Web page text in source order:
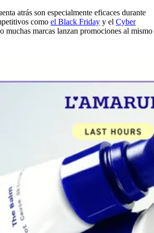
atrás son especialmente eficaces durante
como el Black Friday y el Cyber
muchas marcas lanzan promociones al mismo